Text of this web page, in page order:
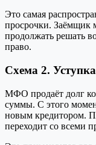
Это самая
просрочки. Заёмщик
продолжать решать
право.
Схема 2.
МФО продаёт долг
суммы. С этого
новым кредитором.
переходит со всеми